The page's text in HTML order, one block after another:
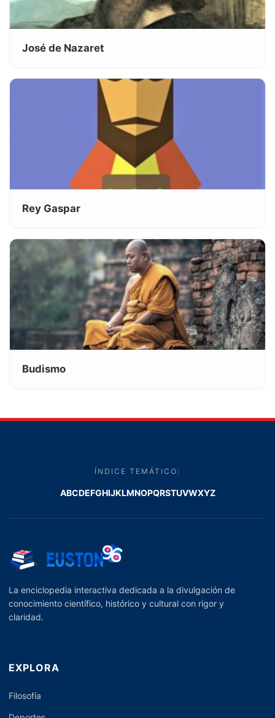
José de Nazaret
Rey Gaspar
Budismo
ÍNDICE TEMÁTICO:
ABCDEFGHIJKLMNOPQRSTUVWXYZ
La enciclopedia interactiva dedicada a la divulgación de
conocimiento científico, histórico y cultural con rigor y
claridad.
EXPLORA
Filosofía